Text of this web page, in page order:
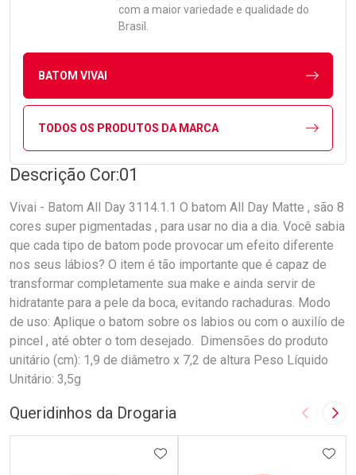
com a maior variedade e qualidade do
Brasil.
BATOM VIVAI
TODOS OS PRODUTOS DA MARCA
Descrição Cor:01
Vivai - Batom All Day 3114.1.1 O batom All Day Matte , são 8
cores super pigmentadas , para usar no dia a dia. Você sabia
que cada tipo de batom pode provocar um efeito diferente
nos seus lábios? O item é tão importante que é capaz de
transformar completamente sua make e ainda servir de
hidratante para a pele da boca, evitando rachaduras. Modo
de uso: Aplique o batom sobre os labios ou com o auxilío de
pincel , até obter o tom desejado. Dimensões do produto
unitário (cm): 1,9 de diâmetro x 7,2 de altura Peso Líquido
Unitário: 3,5g
Queridinhos da Drogaria Imagem
ADICIONAR AOS FAVORITOS